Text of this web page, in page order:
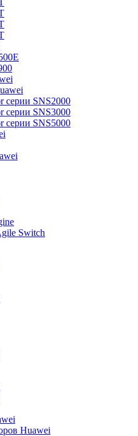
серии SNS2000
серии SNS3000
серии SNS5000
Switch
Huawei